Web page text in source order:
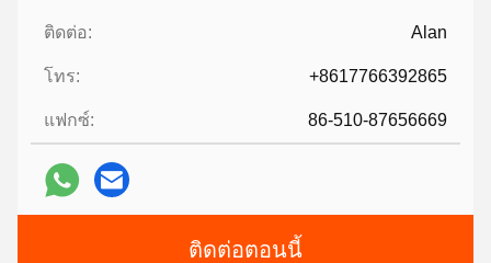
ติดต่อ: Alan
โทร: +8617766392865
แฟกซ์: 86-510-87656669
ติดต่อตอนนี้